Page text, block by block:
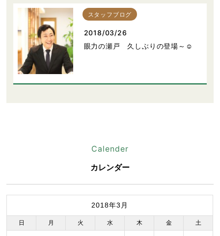
スタッフブログ
2018/03/26
眼力の瀬戸 久しぶりの登場～☺
Calender
カレンダー
2018年3月
日 月 火 水 木 金 土